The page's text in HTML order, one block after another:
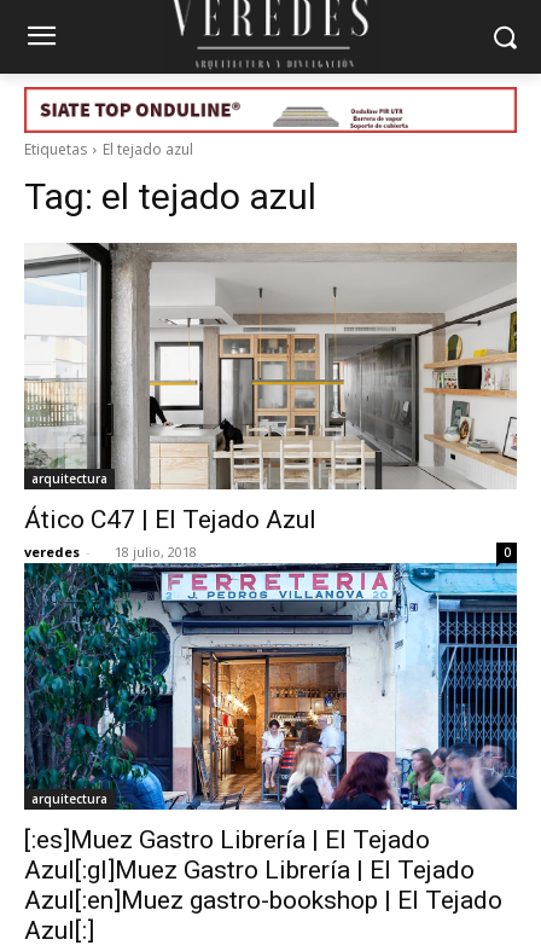
Etiquetas El tejado azul
Tag: el tejado azul
arquitectura
Ático C47 | El Tejado Azul
veredes - 18 julio, 2018 0
arquitectura
[:es]Muez Gastro Librería | El Tejado
Azul[:gl]Muez Gastro Librería | El Tejado
Azul[:en]Muez gastro-bookshop | El Tejado
Azul[:]